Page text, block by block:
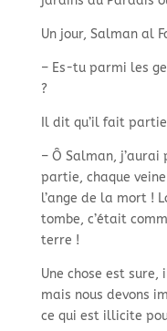
Un jour, Salman al
– Es-tu parmi les
?
Il dit qu’il fait
– Ô Salman, j’aurai
partie, chaque
l’ange de la mort !
tombe, c’était
terre !
Une chose est
mais nous devons
ce qui est illicite